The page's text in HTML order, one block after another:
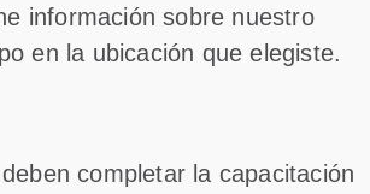
información sobre nuestro
en la ubicación que elegiste.
completar la capacitación